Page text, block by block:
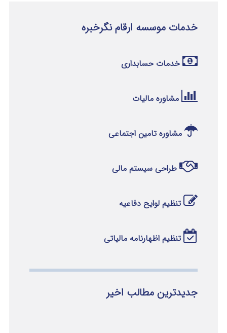
خدمات موسسه ارقام نگرخبره
خدمات حسابداری
مشاوره مالیات
مشاوره تامین اجتماعی
طراحی سیستم مالی
تنظیم لوایح دفاعیه
تنظیم اظهارنامه مالیاتی
جدیدترین مطالب اخیر